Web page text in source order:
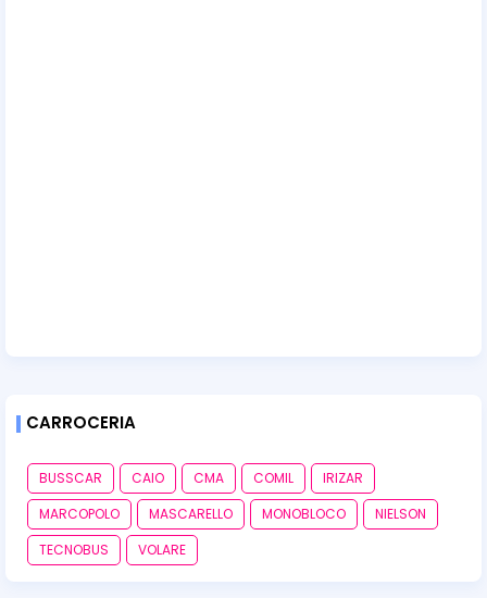
CARROCERIA
BUSSCAR CAIO CMA COMIL
IRIZAR
MARCOPOLO
MASCARELLO MONOBLOCO
NIELSON
TECNOBUS
VOLARE